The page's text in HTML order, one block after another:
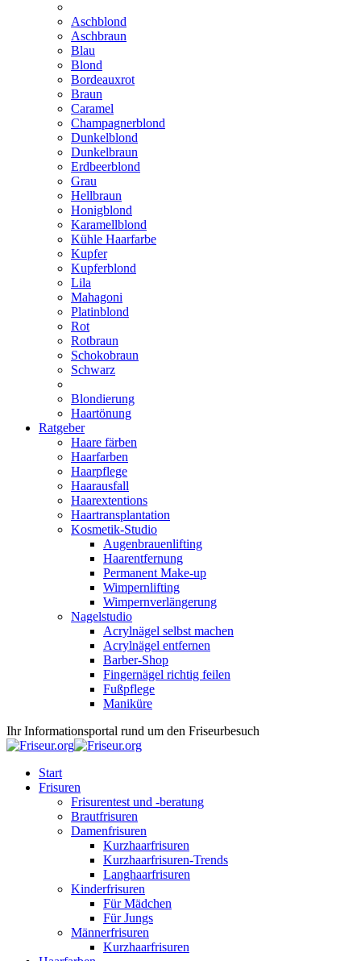
Aschblond
Aschbraun
Blau
Blond
Bordeauxrot
Braun
Caramel
Champagnerblond
Dunkelblond
Dunkelbraun
Erdbeerblond
Grau
Hellbraun
Honigblond
Karamellblond
Kühle Haarfarbe
Kupfer
Kupferblond
Lila
Mahagoni
Platinblond
Rot
Rotbraun
Schokobraun
Schwarz
Blondierung
Haartönung
Ratgeber
Haare färben
Haarfarben
Haarpflege
Haarausfall
Haarextentions
Haartransplantation
Kosmetik-Studio
Augenbrauenlifting
Haarentfernung
Permanent Make-up
Wimpernlifting
Wimpernverlängerung
Nagelstudio
Acrylnägel selbst machen
Acrylnägel entfernen
Barber-Shop
Fingernägel richtig feilen
Fußpflege
Maniküre
Ihr Informationsportal rund um den Friseurbesuch
Start
Frisuren
Frisurentest und -beratung
Brautfrisuren
Damenfrisuren
Kurzhaarfrisuren
Kurzhaarfrisuren-Trends
Langhaarfrisuren
Kinderfrisuren
Für Mädchen
Für Jungs
Männerfrisuren
Kurzhaarfrisuren